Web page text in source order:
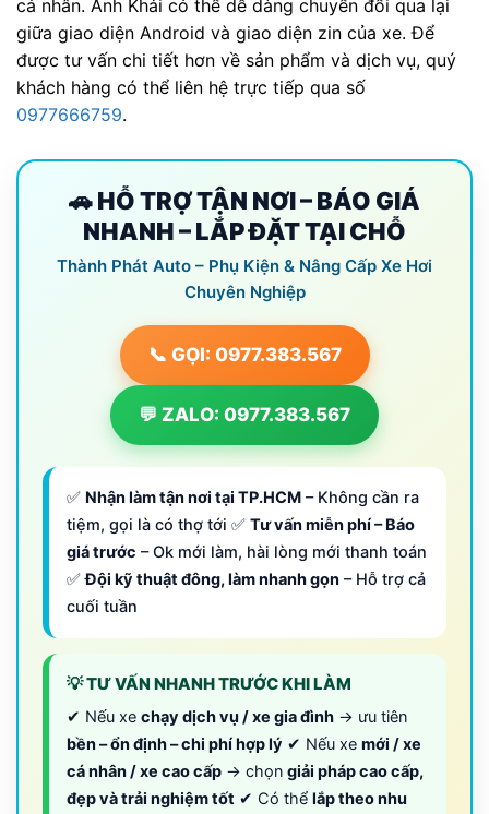
cá nhân. Anh Khải có thể dễ dàng chuyển đổi qua lại
giữa giao diện Android và giao diện zin của xe. Để
được tư vấn chi tiết hơn về sản phẩm và dịch vụ, quý
khách hàng có thể liên hệ trực tiếp qua số
0977666759.
🚗 HỖ TRỢ TẬN NƠI – BÁO GIÁ
NHANH – LẮP ĐẶT TẠI CHỖ
Thành Phát Auto – Phụ Kiện & Nâng Cấp Xe Hơi
Chuyên Nghiệp
📞 GỌI: 0977.383.567
💬 ZALO: 0977.383.567
✅ Nhận làm tận nơi tại TP.HCM – Không cần ra
tiệm, gọi là có thợ tới ✅ Tư vấn miễn phí – Báo
giá trước – Ok mới làm, hài lòng mới thanh toán
✅Đội kỹ thuật đông, làm nhanh gọn – Hỗ trợ cả
cuối tuần
💡 TƯ VẤN NHANH TRƯỚC KHI LÀM
✔ Nếu xe chạy dịch vụ / xe gia đình → ưu tiên
bền – ổn định – chi phí hợp lý ✔ Nếu xe mới / xe
cá nhân / xe cao cấp → chọn giải pháp cao cấp,
đẹp và trải nghiệm tốt ✔ Có thể lắp theo nhu